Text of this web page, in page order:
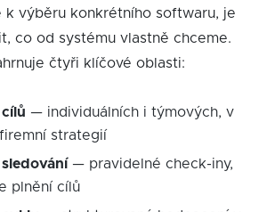
k výběru konkrétního softwaru, je
co od systému vlastně chceme.
čtyři klíčové oblasti:
cílů — individuálních i týmových, v
strategií
— pravidelné check-iny,
plnění cílů